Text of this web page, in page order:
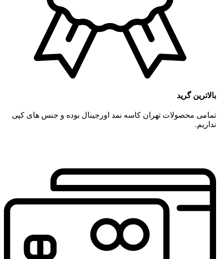
بالاترین گرید
تمامی محصولات تهران کاسه نمد اورجینال بوده و جنس های کپی
نداریم.